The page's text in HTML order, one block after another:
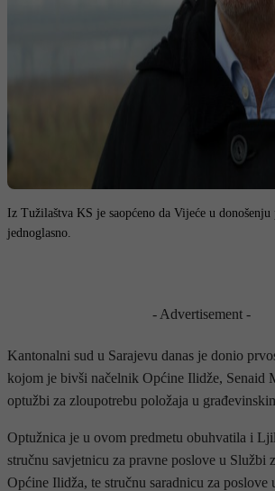
Iz Tužilaštva KS je saopćeno da Vijeće u
jednoglasno.
- Advertisement -
Kantonalni sud u Sarajevu danas je donio
kojom je bivši načelnik Općine Ilidže, Senaid
optužbi za zloupotrebu položaja u
Optužnica je u ovom predmetu obuhvatila i
stručnu savjetnicu za pravne poslove u Službi
Općine Ilidža, te stručnu saradnicu za poslove